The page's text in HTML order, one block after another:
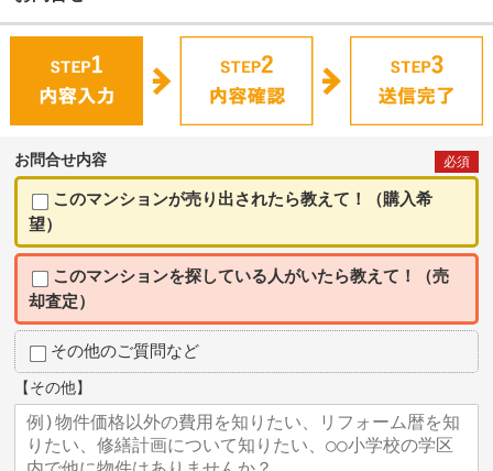
お問合せ内容 必須
このマンションが売り出されたら教えて！（購入希
望）
このマンションを探している人がいたら教えて！（売
却査定）
その他のご質問など
【その他】